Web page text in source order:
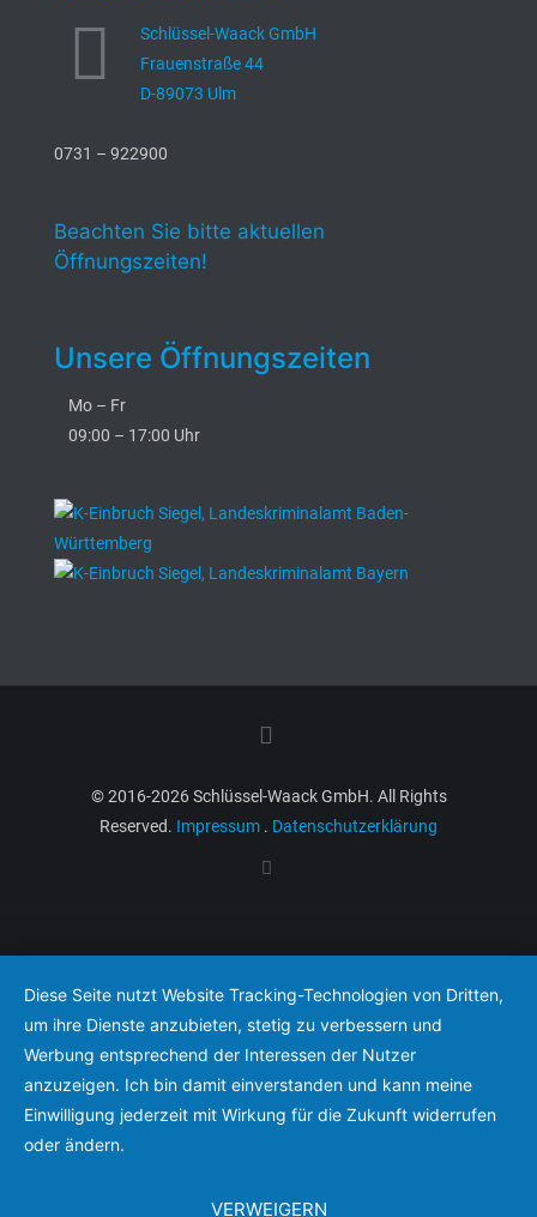
Schlüssel-Waack GmbH
Frauenstraße 44
D-89073 Ulm
0731 – 922900
Beachten Sie bitte aktuellen
Öffnungszeiten!
Unsere Öffnungszeiten
Mo – Fr
09:00 – 17:00 Uhr
© 2016-2026 Schlüssel-Waack GmbH. All Rights
Reserved. Impressum . Datenschutzerklärung
Diese Seite nutzt Website Tracking-Technologien von Dritten,
um ihre Dienste anzubieten, stetig zu verbessern und
Werbung entsprechend der Interessen der Nutzer
anzuzeigen. Ich bin damit einverstanden und kann meine
Einwilligung jederzeit mit Wirkung für die Zukunft widerrufen
oder ändern.
VERWEIGERN